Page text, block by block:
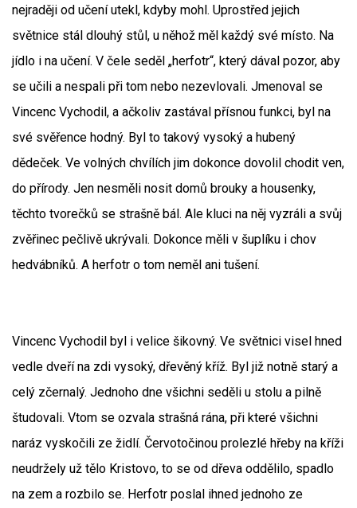
nejraději od učení utekl, kdyby mohl. Uprostřed jejich
světnice stál dlouhý stůl, u něhož měl každý své místo. Na
jídlo i na učení. V čele seděl „herfotr“, který dával pozor, aby
se učili a nespali při tom nebo nezevlovali. Jmenoval se
Vincenc Vychodil, a ačkoliv zastával přísnou funkci, byl na
své svěřence hodný. Byl to takový vysoký a hubený
dědeček. Ve volných chvílích jim dokonce dovolil chodit ven,
do přírody. Jen nesměli nosit domů brouky a housenky,
těchto tvorečků se strašně bál. Ale kluci na něj vyzráli a svůj
zvěřinec pečlivě ukrývali. Dokonce měli v šuplíku i chov
hedvábníků. A herfotr o tom neměl ani tušení.
Vincenc Vychodil byl i velice šikovný. Ve světnici visel hned
vedle dveří na zdi vysoký, dřevěný kříž. Byl již notně starý a
celý zčernalý. Jednoho dne všichni seděli u stolu a pilně
študovali. Vtom se ozvala strašná rána, při které všichni
naráz vyskočili ze židlí. Červotočinou prolezlé hřeby na kříži
neudržely už tělo Kristovo, to se od dřeva oddělilo, spadlo
na zem a rozbilo se. Herfotr poslal ihned jednoho ze